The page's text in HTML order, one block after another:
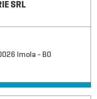
SRL
Imola - BO